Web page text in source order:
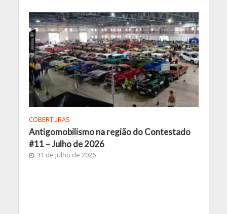
COBERTURAS
Antigomobilismo na região do Contestado
#11 – Julho de 2026
31 de julho de 2026